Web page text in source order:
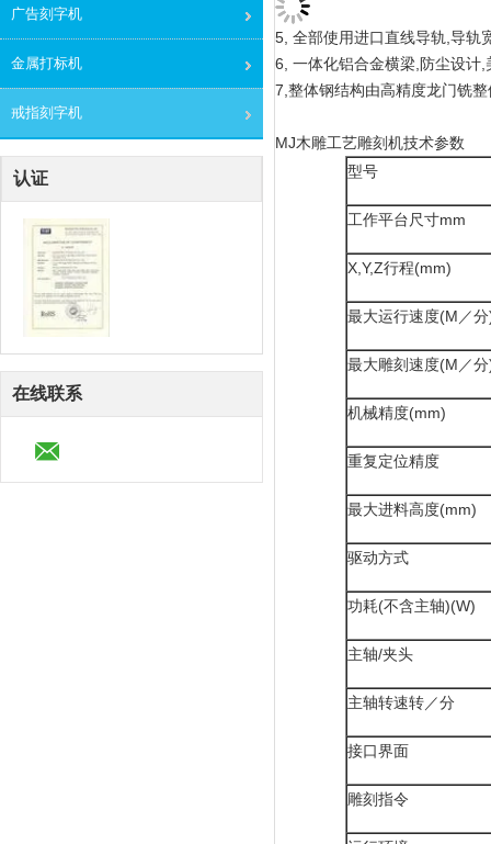
广告刻字机
金属打标机
戒指刻字机
认证
在线联系
5, 全部使用进口直线导轨,导轨
6, 一体化铝合金横梁,防尘设计
7,整体钢结构由高精度龙门铣
MJ木雕工艺雕刻机技术参数
型号
工作平台尺寸mm
X,Y,Z行程(mm)
最大运行速度(M／
最大雕刻速度(M／
机械精度(mm)
重复定位精度
最大进料高度(mm)
驱动方式
功耗(不含主轴)(W)
主轴/夹头
主轴转速转／分
接口界面
雕刻指令